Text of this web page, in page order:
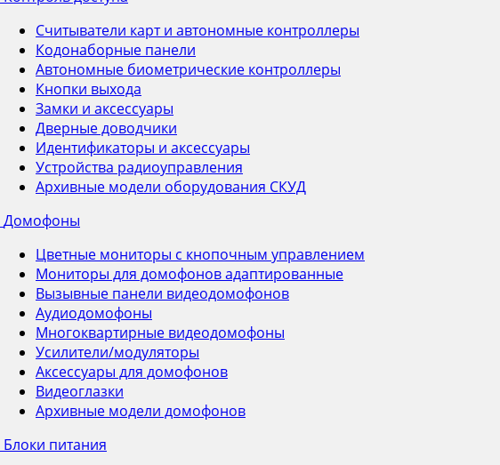
Считыватели карт и автономные контроллеры
Кодонаборные панели
Автономные биометрические контроллеры
Кнопки выхода
Замки и аксессуары
Дверные доводчики
Идентификаторы и аксессуары
Устройства радиоуправления
Архивные модели оборудования СКУД
Домофоны
Цветные мониторы с кнопочным управлением
Мониторы для домофонов адаптированные
Вызывные панели видеодомофонов
Аудиодомофоны
Многоквартирные видеодомофоны
Усилители/модуляторы
Аксессуары для домофонов
Видеоглазки
Архивные модели домофонов
Блоки питания